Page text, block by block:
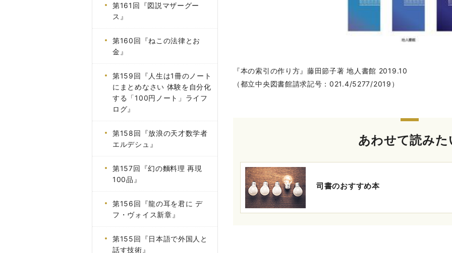
『本の索引の作り方』藤田節子著 地人書館 2019.10
（都立中央図書館請求記号：021.4/5277/2019）
あわせて読みた
司書のおすすめ本
第161回『図説マザーグー
ス』
第160回『ねこの法律とお
金』
第159回『人生は1冊のノート
にまとめなさい 体験を自分化
する「100円ノート」ライフ
ログ』
第158回『放浪の天才数学者
エルデシュ』
第157回『幻の麵料理 再現
100品』
第156回『龍の耳を君に デ
フ・ヴォイス新章』
第155回『日本語で外国人と
話す技術』